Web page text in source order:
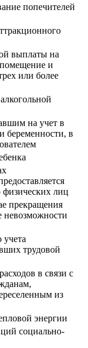
попечителей
выплаты на
и
или более
на учет в
беременности, в
физических лиц
прекращения
невозможности
учета
трудовой
в связи с
из
энергии
социально-